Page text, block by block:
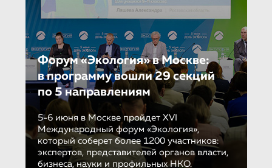
Форум «Экология» в Москве:
в программу вошли 29 секций
по 5 направле­ни­ям
5-6 июня в Москве пройдет XVI
Международный форум «Экология»,
который соберет более 1200 участников:
экспертов, представителей органов власти,
бизнеса, науки и профильных НКО.